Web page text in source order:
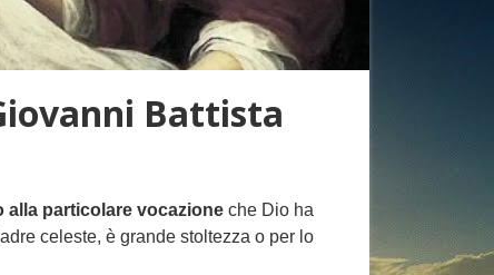
Battista
alla particolare vocazione che Dio ha
celeste, è grande stoltezza o per lo